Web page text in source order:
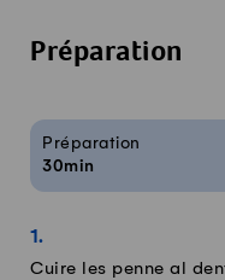
Préparation
Infos sur la recette
Préparation
30min
Cuire les penne al